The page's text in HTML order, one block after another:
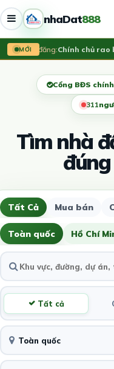
nhaDat888
MỚI
Vừa đăng:Chính chủ rao
Cổng BĐS
313
Tìm nhà
Tất Cả Mua bán
Toàn quốc Hồ Chí
Tất cả
Toàn quốc